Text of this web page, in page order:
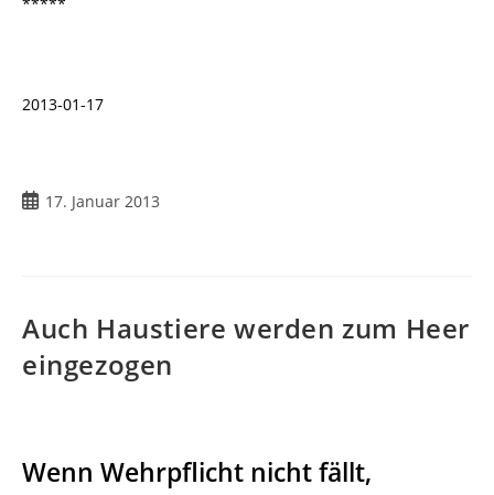
2013-01-17
Beitrag17. Januar 2013
Auch Haustiere werden zum Heer
eingezogen
Wenn Wehrpflicht nicht fällt,